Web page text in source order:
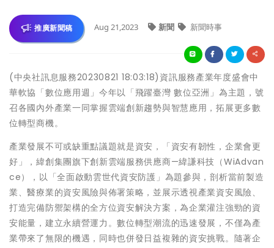
推廣新聞稿 Aug 21,2023 新聞 新聞時事
(中央社訊息服務20230821 18:03:18)資訊服務產業年度盛會中
華軟協「數位應用週」今年以「飛躍臺灣 數位亞洲」為主題，號
召各國內外產業一同掌握雲端創新趨勢與智慧應用，拓展更多數
位轉型商機。
產業發展不可或缺重點議題就是資安，「資安有韌性，企業會更
好」，緯創集團旗下創新雲端服務供應商—緯謙科技（WiAdvan
ce），以「全面啟動雲世代資安防護」為題參與，剖析當前製造
業、醫療業的資安風險與佈署策略，並展示透視產業資安風險、
打造完備防禦架構的全方位資安解決方案，為企業灌注強勁的資
安能量，建立永續營運力。數位轉型潮流的迅速發展，不僅為產
業帶來了無限的機遇，同時也併發日益複雜的資安挑戰。隨著企